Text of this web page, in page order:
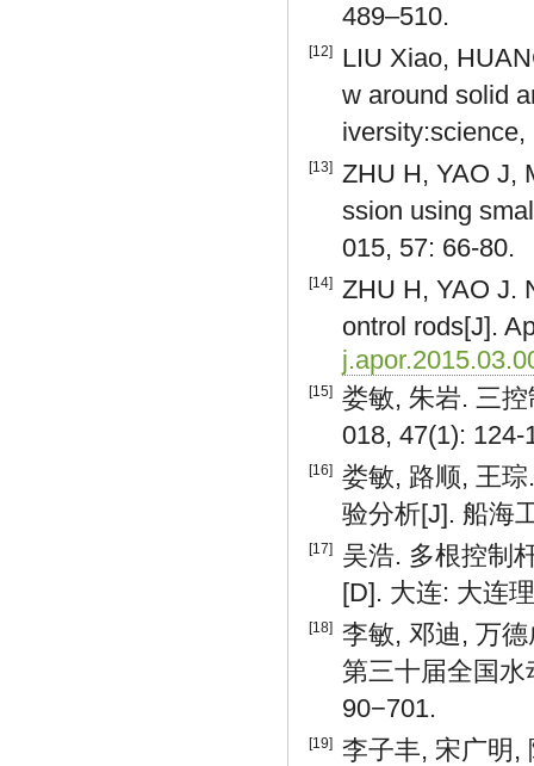
489–510.
[12]
LIU Xiao,
w around solid
[13]
ZHU H, YAO J,
ssion using
015, 57: 66-80.
[14]
ZHU H, YAO J.
ontrol rods[J].
[15]
娄敏, 朱岩. 三
018, 47(1):
[16]
娄敏, 路顺, 王
验分析[J]. 船海
[17]
吴浩. 多根控制
[D]. 大连: 大连
[18]
李敏, 邓迪, 万
第三十届全国
90−701.
[19]
李子丰, 宋广明,